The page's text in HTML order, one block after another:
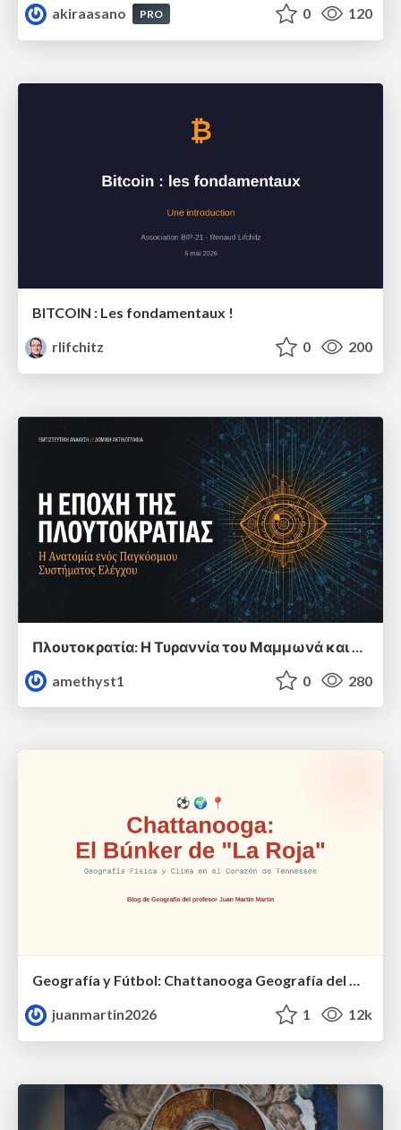
akiraasano PRO 0 120
BITCOIN : Les fondamentaux !
rlifchitz
0 200
amethyst1
0 280
Geografía y Fútbol: Chattanooga Geografía del Búnker de La Roja.
juanmartin2026
1 12k